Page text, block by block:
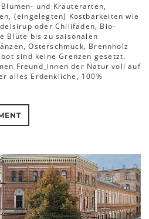
und Kräuterarten,
(eingelegten) Kostbarkeiten wie
oder Chilifäden, Bio-
Blüte bis zu saisonalen
Osterschmuck, Brennholz
sind keine Grenzen gesetzt.
Freund_innen der Natur voll auf
alles Erdenkliche, 100%